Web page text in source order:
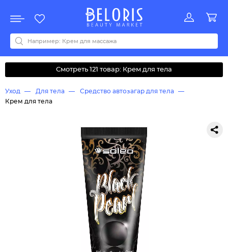
Акции
Все бренды
0-9ABCDEFGHIJKLMNOPQRSTUVWYZАБВДЗИМОКЛНПРСТУФ
Смотреть 121 товар: Крем для тела
Уход Для тела
Средство автозагар для тела
Крем для тела